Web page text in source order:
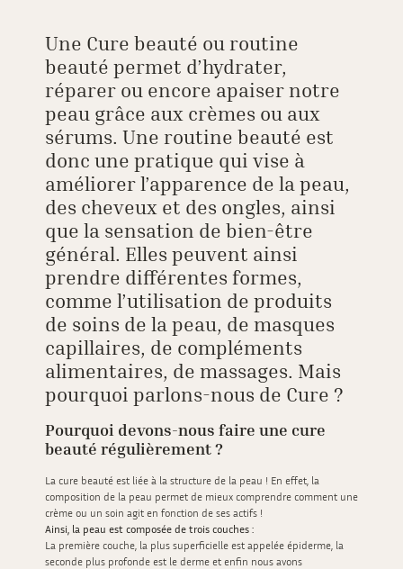
Une Cure beauté ou routine
beauté permet d’hydrater,
réparer ou encore apaiser notre
peau grâce aux crèmes ou aux
sérums. Une routine beauté est
donc une pratique qui vise à
améliorer l’apparence de la peau,
des cheveux et des ongles, ainsi
que la sensation de bien-être
général. Elles peuvent ainsi
prendre différentes formes,
comme l’utilisation de produits
de soins de la peau, de masques
capillaires, de compléments
alimentaires, de massages. Mais
pourquoi parlons-nous de Cure ?
Pourquoi devons-nous faire une cure
beauté régulièrement ?
La cure beauté est liée à la structure de la peau ! En effet, la
composition de la peau permet de mieux comprendre comment une
crème ou un soin agit en fonction de ses actifs !
Ainsi, la peau est composée de trois couches :
La première couche, la plus superficielle est appelée épiderme, la
seconde plus profonde est le derme et enfin nous avons